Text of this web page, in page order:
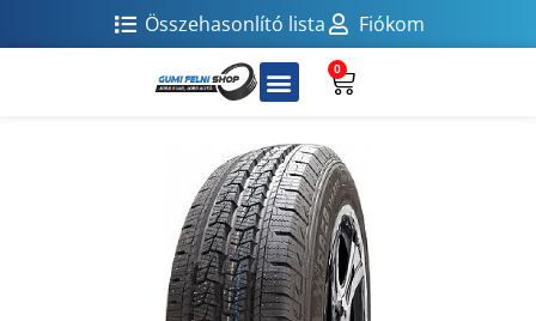
Összehasonlító lista Fiókom
0